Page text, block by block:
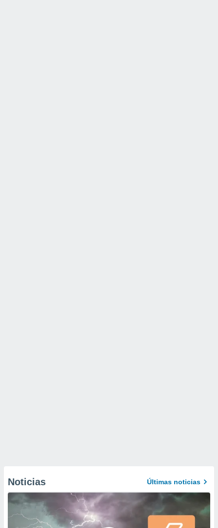
Noticias Últimas noticias